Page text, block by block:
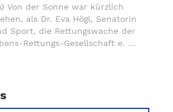
Von der Sonne war kürzlich
als Dr. Eva Högl, Senatorin
Sport, die Rettungswache der
Rettungs-Gesellschaft e. ...